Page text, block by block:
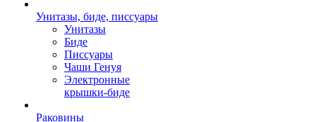
Унитазы, биде, писсуары
Унитазы
Биде
Писсуары
Чаши Генуя
Электронные
крышки-биде
Раковины